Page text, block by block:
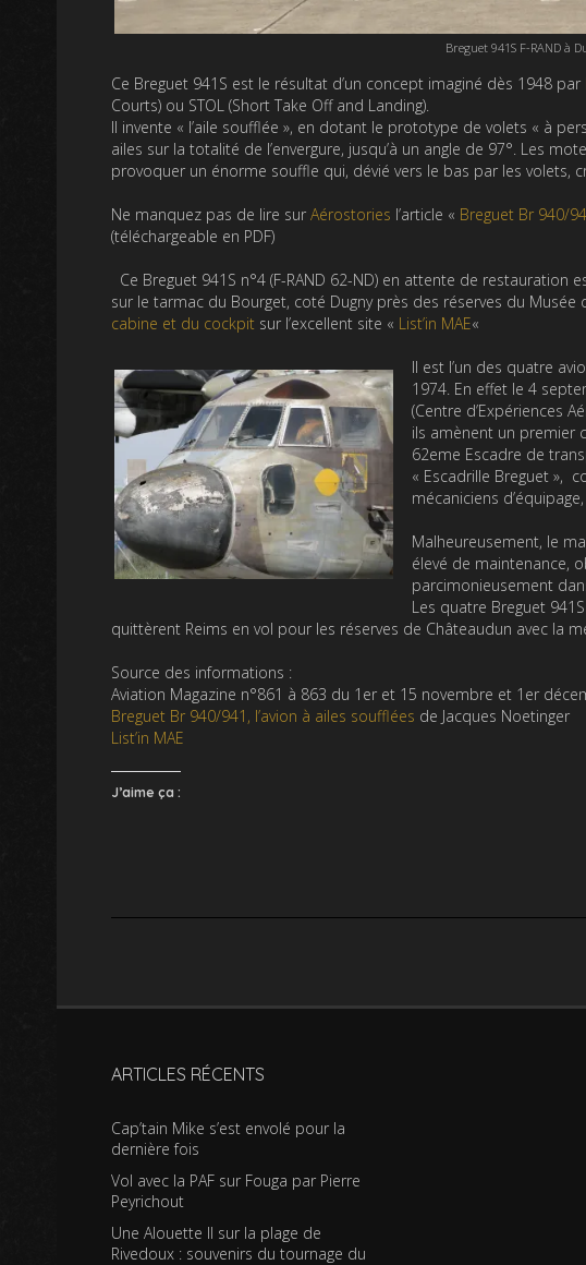
Breguet 941S F-RAND à
Ce Breguet 941S est le résultat d’un concept imaginé dès 1948 par
Courts) ou STOL (Short Take Off and Landing).
Il invente « l’aile soufflée », en dotant le prototype de volets « à
ailes sur la totalité de l’envergure, jusqu’à un angle de 97°. Les
provoquer un énorme souffle qui, dévié vers le bas par les volets,
Ne manquez pas de lire sur Aérostories l’article « Breguet Br 940/
(téléchargeable en PDF)
Ce Breguet 941S n°4 (F-RAND 62-ND) en attente de
sur le tarmac du Bourget, coté Dugny près des réserves du Musée
cabine et du cockpitsur l’excellent site « List’in MAE«
Il est l’un des quatre
1974. En effet le 4
(Centre d’Expériences
ils amènent un premier
62eme Escadre de
« Escadrille Breguet »,
mécaniciens
Malheureusement, le
élevé de maintenance,
parcimonieusement
Les quatre Breguet
quittèrent Reims en vol pour les réserves de Châteaudun avec la
Source des informations :
Aviation Magazine n°861 à 863 du 1er et 15 novembre et 1er
Breguet Br 940/941, l’avion à ailes soufflées de Jacques Noetinger
List’in MAE
J’aime ça :
ARTICLES RÉCENTS
Cap’tain Mike s’est envolé pour la
dernière fois
Vol avec la PAF sur Fouga par Pierre
Peyrichout
Une Alouette II sur la plage de
Rivedoux : souvenirs du tournage du